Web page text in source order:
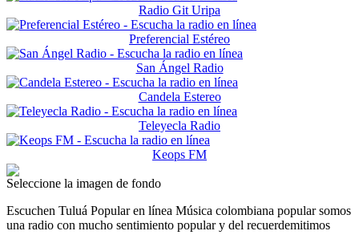
Radio Git Uripa
Preferencial Estéreo
San Ángel Radio
Candela Estereo
Teleyecla Radio
Keops FM
Seleccione la imagen de fondo
Escuchen Tuluá Popular en línea Música colombiana popular somos
una radio con mucho sentimiento popular y del recuerdemitimos